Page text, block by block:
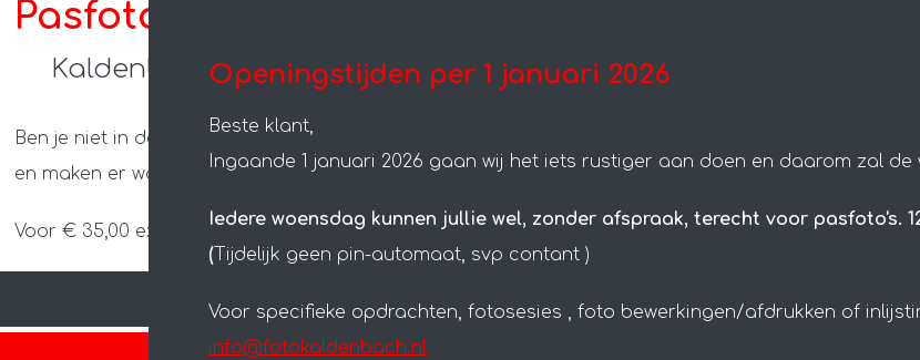
Pasfoto op locatie
Kaldenbach komt naar je toe
Ben je niet in de gelegenheid om naar de winkel te komen voor een pasfoto, dan komen wij naar
en maken er wat moois van.
Voor € 35,00 excl. de pasfoto’s, staan we bij je op de stoep. (cirkel van 10 km, anders in overleg)
Openingstijden per 1 januari 2026
Beste klant,
Ingaande 1 januari 2026 gaan wij het iets rustiger aan doen en daarom zal de
Iedere woensdag kunnen jullie wel, zonder afspraak, terecht voor pasfoto's.
( Tijdelijk geen pin-automaat, svp contant )
Voor specifieke opdrachten, fotosesies , foto bewerkingen/afdrukken of
info@fotokaldenbach.nl